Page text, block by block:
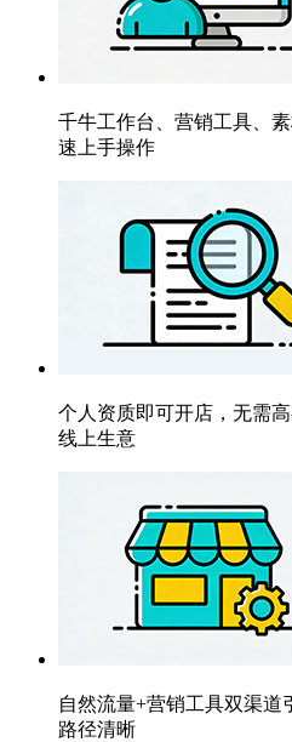
千牛工作台、营销工具、
速上手操作
个人资质即可开店，无需
线上生意
自然流量+营销工具双渠道
路径清晰